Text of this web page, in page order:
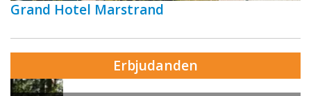
Grand Hotel Marstrand
Erbjudanden